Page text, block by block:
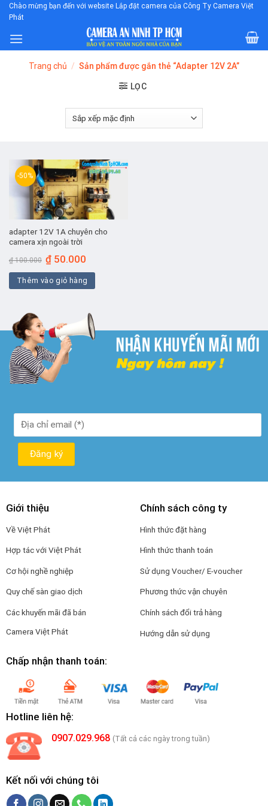
Skip
content
Chào mừng bạn đến với website Lắp đặt camera của Công Ty Camera Việt
Phát
Trang chủ / Sản phẩm được gắn thẻ “Adapter 12V 2A”
LỌC
-50%
adapter 12V 1A chuyên cho
camera xịn ngoài trời
₫100.000 Giá
gốc
là:
₫ 100.000.
₫ 50.000
tại
là:
₫ 50.000.
Thêm vào giỏ hàng
Giới thiệu
Về Việt Phát
Hợp tác với Việt Phát
Cơ hội nghề nghiệp
Quy chế sàn giao dịch
Các khuyến mãi đã bán
Camera Việt Phát
Chính sách công ty
Hình thức đặt hàng
Hình thức thanh toán
Sử dụng Voucher/ E-voucher
Phương thức vận chuyên
Chính sách đổi trả hàng
Hướng dẫn sử dụng
Chấp nhận thanh toán:
Hotline liên hệ:
0907.029.968 (Tất cả các ngày trong tuần)
Kết nối với chúng tôi